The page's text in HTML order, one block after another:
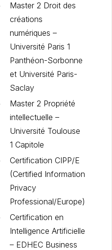
Master 2 Droit des
créations
numériques –
Université Paris 1
Panthéon-Sorbonne
et Université Paris-
Saclay
Master 2 Propriété
intellectuelle –
Université Toulouse
1 Capitole
Certification CIPP/E
(Certified Information
Privacy
Professional/Europe)
Certification en
Intelligence Artificielle
– EDHEC Business